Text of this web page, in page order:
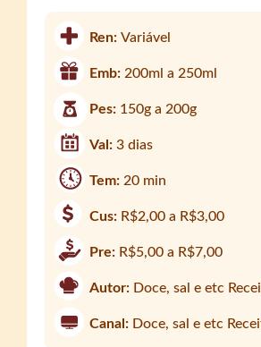
Ren:Variável
Emb: 200ml a 250ml
Pes: 150g a 200g
Val:3 dias
Tem: 20 min
Cus: R$2,00 a R$3,00
Pre: R$5,00 a R$7,00
Autor: Doce, sal e etc
Canal: Doce, sal e etc